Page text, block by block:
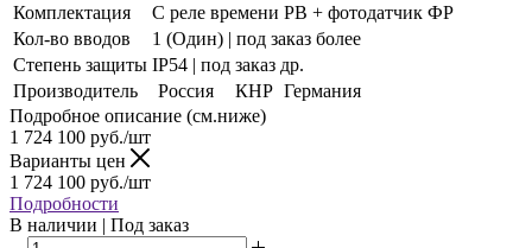
Комплектация
С реле времени РВ + фотодатчик ФР
Кол-во вводов
1 (Один) | под заказ более
Степень защиты IP54 | под заказ др.
Производитель
Россия КНР Германия
Подробное описание (см.ниже)
1 724 100 руб./шт
Варианты цен
1 724 100 руб./шт
Подробности
В наличии | Под заказ